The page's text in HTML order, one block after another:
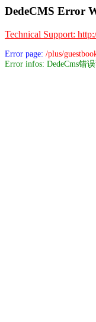
DedeCMS Error
Technical Support:
Error page: /plus/
Error infos: DedeCms错误